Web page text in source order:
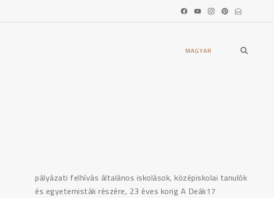
MAGYAR
open
pályázati felhívás általános iskolások, középiskolai tanulók
és egyetemisták részére, 23 éves korig A Deák17